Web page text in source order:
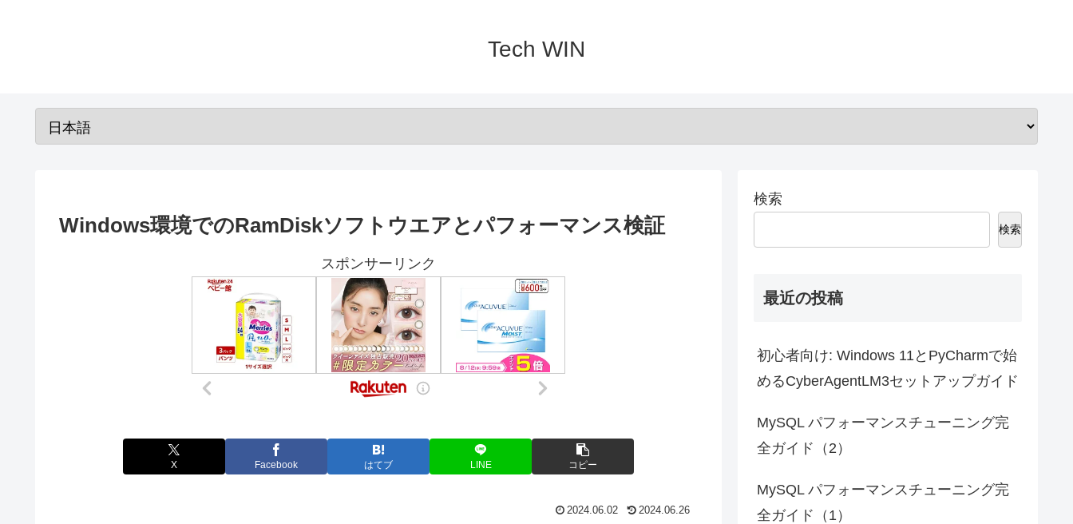
Tech WIN
Windows環境でのRamDiskソフトウエアとパフォーマンス検証
スポンサーリンク
X Facebook はてブ LINE コピー
2024.06.02 2024.06.26
検索
検索
最近の投稿
初心者向け: Windows 11とPyCharmで始
めるCyberAgentLM3セットアップガイド
MySQL パフォーマンスチューニング完
全ガイド（2）
MySQL パフォーマンスチューニング完
全ガイド（1）